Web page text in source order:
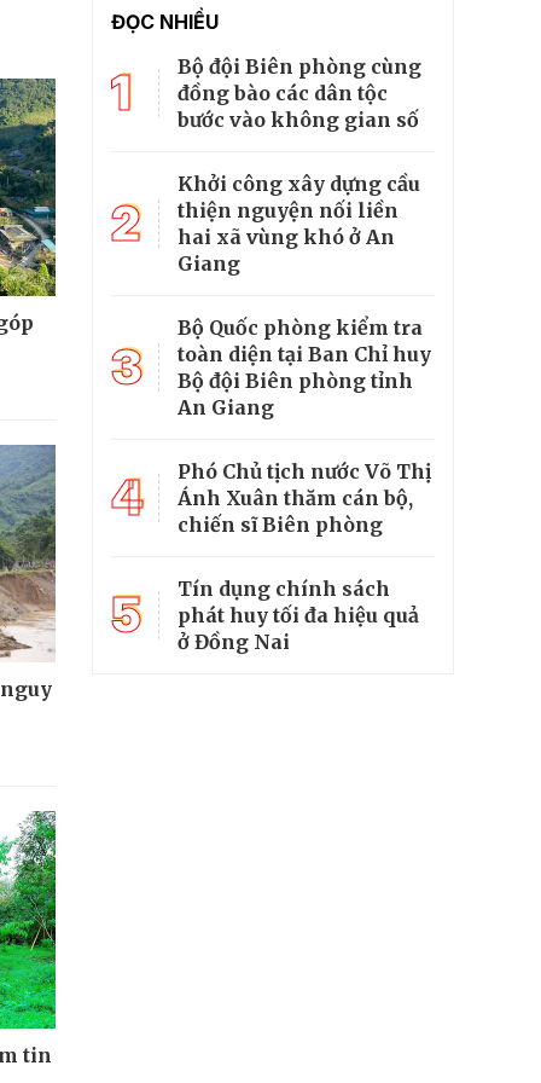
tin
ĐỌC NHIỀU
1
Bộ đội Biên phòng cùng
đồng bào các dân tộc
bước vào không gian số
2
Khởi công xây dựng cầu
thiện nguyện nối liền
hai xã vùng khó ở An
Giang
3
Bộ Quốc phòng kiểm tra
toàn diện tại Ban Chỉ huy
Bộ đội Biên phòng tỉnh
An Giang
4
Phó Chủ tịch nước Võ Thị
Ánh Xuân thăm cán bộ,
chiến sĩ Biên phòng
5
Tín dụng chính sách
phát huy tối đa hiệu quả
ở Đồng Nai